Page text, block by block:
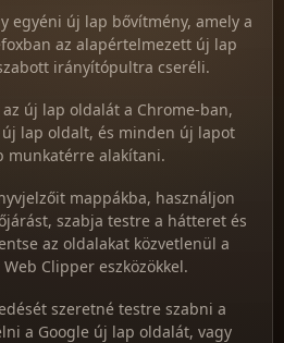
egyéni új lap bővítmény, amely a
az alapértelmezett új lap
irányítópultra cseréli.
új lap oldalát a Chrome-ban,
lap oldalt, és minden új lapot
munkatérre alakítani.
mappákba, használjon
szabja testre a hátteret és
az oldalakat közvetlenül a
Clipper eszközökkel.
szeretné testre szabni a
a Google új lap oldalát, vagy